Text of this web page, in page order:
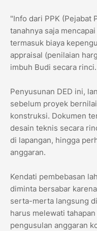
​"Info dari PPK (Pejabat
tanahnya saja
termasuk biaya
appraisal (penilaian
imbuh Budi secara rinci.
​Penyusunan DED ini,
sebelum proyek
konstruksi. Dokumen
desain teknis secara
di lapangan, hingga
anggaran.
​Kendati pembebasan
diminta bersabar
serta-merta langsung
harus melewati
pengusulan anggaran